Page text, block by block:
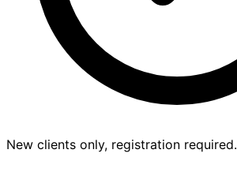
New clients only, registration required.